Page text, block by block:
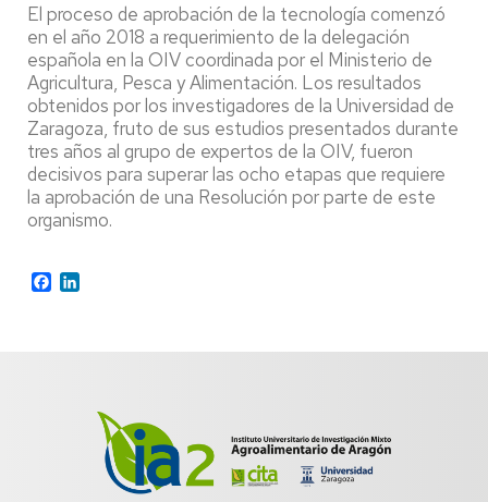
El proceso de aprobación de la tecnología comenzó
en el año 2018 a requerimiento de la delegación
española en la OIV coordinada por el Ministerio de
Agricultura, Pesca y Alimentación. Los resultados
obtenidos por los investigadores de la Universidad de
Zaragoza, fruto de sus estudios presentados durante
tres años al grupo de expertos de la OIV, fueron
decisivos para superar las ocho etapas que requiere
la aprobación de una Resolución por parte de este
organismo.
Facebook